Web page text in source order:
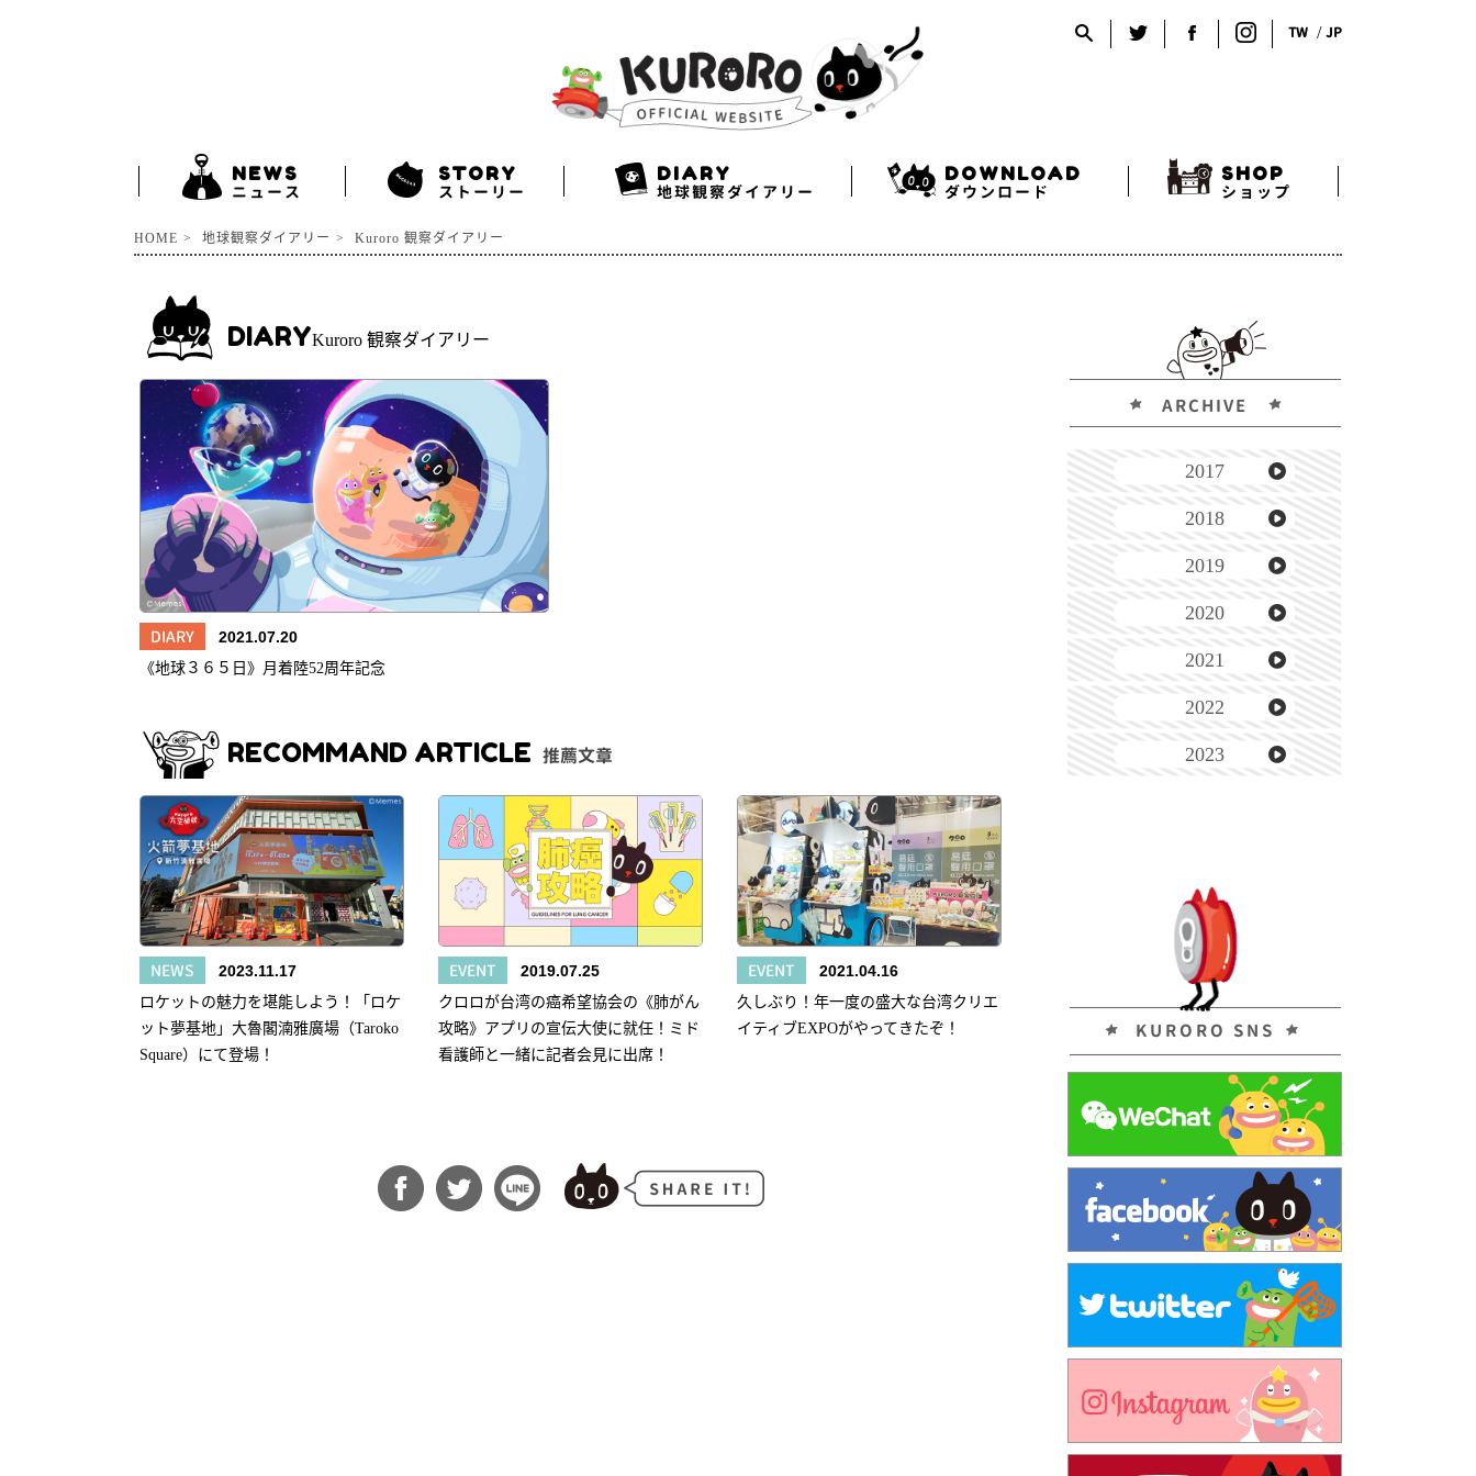
NEWS
ニュース
STORY
ストーリー
DIARY
地球観察ダイアリー
DOWNLOAD
ダウンロード
SHOP
ショップ
TW JP
HOME 地球観察ダイアリー Kuroro 観察ダイアリー
DIARYKuroro 観察ダイアリー
DIARY 2021.07.20
《地球３６５日》月着陸52周年記念
RECOMMAND ARTICLE 推薦文章
NEWS 2023.11.17
ロケットの魅力を堪能しよう！「ロケ
ット夢基地」大魯閣湳雅廣場（Taroko
Square）にて登場！
EVENT 2019.07.25
クロロが台湾の癌希望協会の《肺がん
攻略》アプリの宣伝大使に就任！ミド
看護師と一緒に記者会見に出席！
EVENT 2021.04.16
久しぶり！年一度の盛大な台湾クリエ
イティブEXPOがやってきたぞ！
ARCHIVE
2017
2018
2019
2020
2021
2022
2023
KURORO SNS